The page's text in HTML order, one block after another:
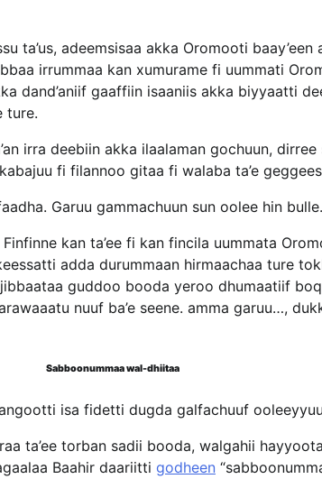
ta’us, adeemsisaa akka Oromooti baay’een
irrummaa kan xumurame fi uummati
dand’aniif gaaffiin isaaniis akka biyyaatti
ture.
irra deebiin akka ilaalaman gochuun, dirree
fi filannoo gitaa fi walaba ta’e
Garuu gammachuun sun oolee hin bulle.
kan ta’ee fi kan fincila uummata
adda durummaan hirmaachaa ture
guddoo booda yeroo dhumaatiif
nuuf ba’e seene. amma garuu…,
Sabboonummaa wal-dhiitaa
isa fidetti dugda galfachuuf
ta’ee torban sadii booda, walgahii
Baahir daariitti godheen